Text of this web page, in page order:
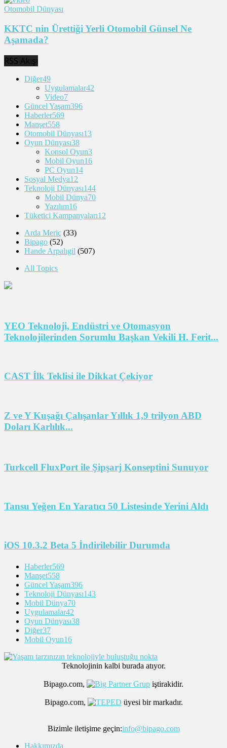
Otomobil Dünyası
KKTC nin Ürettiği Yerli Otomobil Günsel Ne
Aşamada?
RSS Akışı
Diğer49
Uygulamalar42
Video7
Güncel Yaşam396
Haberler569
Manşet558
Otomobil Dünyası13
Oyun Dünyası38
Konsol Oyun3
Mobil Oyun16
PC Oyun14
Sosyal Medya12
Teknoloji Dünyası144
Mobil Dünya70
Yazılım16
Tüketici Kampanyaları12
Arda Meriç (33)
Bipago (52)
Hande Arpalıgil (507)
All Topics
YEO Teknoloji, Endüstri ve Otomasyon
Teknolojilerinden Sorumlu Başkan Vekili H. Ferit...
CAST İlk Teklisi ile Dikkat Çekiyor
Z ve Y Kuşağı Çalışanlar Yıllık 1,9 trilyon ABD
Doları Karlılık...
Turkcell FluxPort ile Şipşarj Konseptini Sunuyor
Tansu Yeğen En Yaratıcı 50 Listesinde Yerini Aldı
iOS 10.3.2 Beta 5 İndirilebilir Durumda
Haberler569
Manşet558
Güncel Yaşam396
Teknoloji Dünyası143
Mobil Dünya70
Uygulamalar42
Oyun Dünyası38
Diğer37
Mobil Oyun16
Teknolojinin kalbi burada atıyor.
Bipago.com, iştirakidir.
Bipago.com, üyesi bir markadır.
Bizimle iletişime geçin:info@bipago.com
Hakkımızda